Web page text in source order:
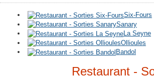
Six-Fours
Sanary
La Seyne
Ollioules
Bandol
Restaurant -